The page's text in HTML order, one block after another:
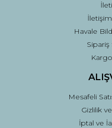
Havale
Mesafeli
Gizlilik
İptal ve